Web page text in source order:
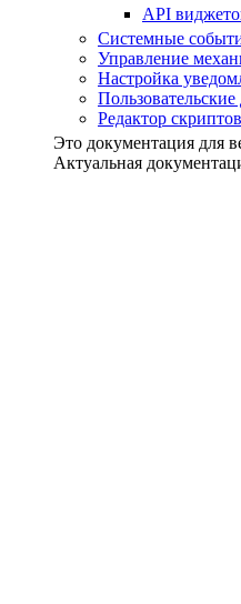
API
Системные
Управление
Настройка
Пользовательские
Редактор скриптов
Это документация для
Актуальная